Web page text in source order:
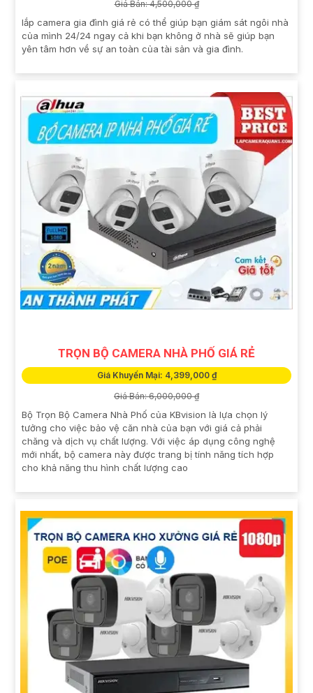
Giá Bán: 4,500,000 ₫
lắp camera gia đình giá rẻ có thể giúp bạn giám sát ngôi nhà
của mình 24/24 ngay cả khi bạn không ở nhà sẽ giúp bạn
yên tâm hơn về sự an toàn của tài sản và gia đình.
TRỌN BỘ CAMERA NHÀ PHỐ GIÁ RẺ
Giá Khuyến Mại: 4,399,000 ₫
Giá Bán: 6,000,000 ₫
Bộ Trọn Bộ Camera Nhà Phố của KBvision là lựa chọn lý
tưởng cho việc bảo vệ căn nhà của bạn với giá cả phải
chăng và dịch vụ chất lượng. Với việc áp dụng công nghệ
mới nhất, bộ camera này được trang bị tính năng tích hợp
cho khả năng thu hình chất lượng cao